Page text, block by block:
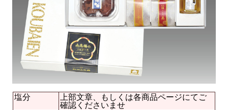
塩分
上部文章、もしくは各商品ページにてご
確認くださいませ